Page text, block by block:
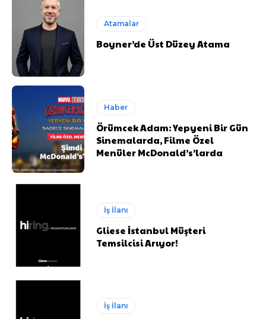
Atamalar
Boyner’de Üst Düzey Atama
Haber
Örümcek Adam: Yepyeni Bir Gün
Sinemalarda, Filme Özel
Menüler McDonald’s’larda
İş İlanı
Gliese İstanbul Müşteri
Temsilcisi Arıyor!
İş İlanı